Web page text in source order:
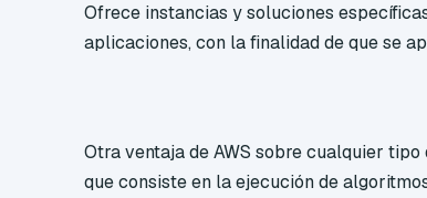
Ofrece instancias y soluciones
aplicaciones, con la finalidad de que se
Otra ventaja de AWS sobre cualquier
que consiste en la ejecución de